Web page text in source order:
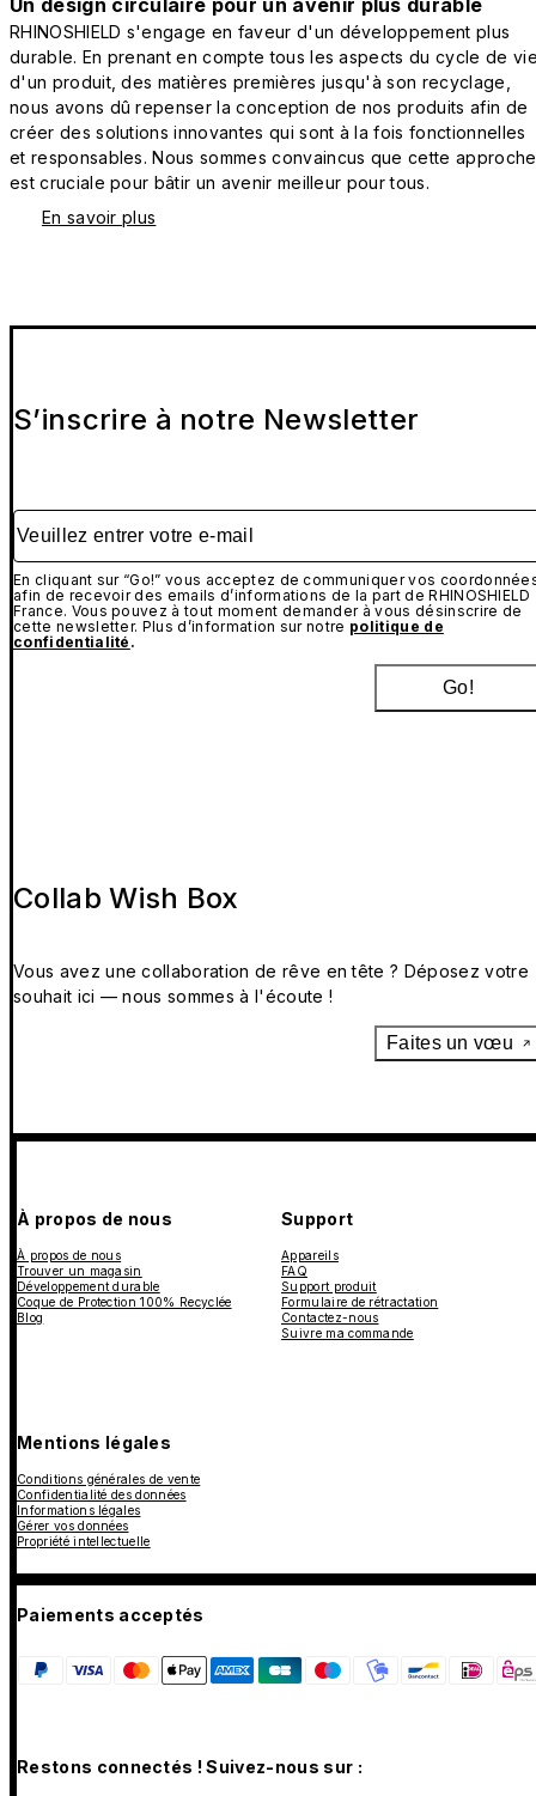
RHINOSHIELD s'engage en faveur d'un développement plus
durable. En prenant en compte tous les aspects du cycle de
d'un produit, des matières premières jusqu'à son recyclage,
nous avons dû repenser la conception de nos produits afin de
créer des solutions innovantes qui sont à la fois fonctionnelles
et responsables. Nous sommes convaincus que cette approche
est cruciale pour bâtir un avenir meilleur pour tous.
En savoir plus
S’inscrire à notre Newsletter
Veuillez entrer votre e-mail
En cliquant sur “Go!” vous acceptez de communiquer vos
afin de recevoir des emails d’informations de la part de RHINOSHIELD
France. Vous pouvez à tout moment demander à vous désinscrire de
cette newsletter. Plus d’information sur notre politique de
confidentialité .
Go!
Collab Wish Box
Vous avez une collaboration de rêve en tête ? Déposez votre
souhait ici — nous sommes à l'écoute !
Faites un vœu
À propos de nous
À propos de nous
Trouver un magasin
Développement durable
Coque de Protection 100% Recyclée
Blog
Support
Appareils
FAQ
Support produit
Formulaire de rétractation
Contactez-nous
Suivre ma commande
Mentions légales
Conditions générales de vente
Confidentialité des données
Informations légales
Gérer vos données
Propriété intellectuelle
Paiements acceptés
Restons connectés ! Suivez-nous sur :